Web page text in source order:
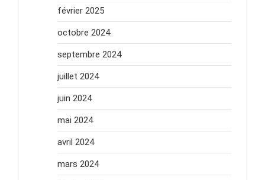
février 2025
octobre 2024
septembre 2024
juillet 2024
juin 2024
mai 2024
avril 2024
mars 2024